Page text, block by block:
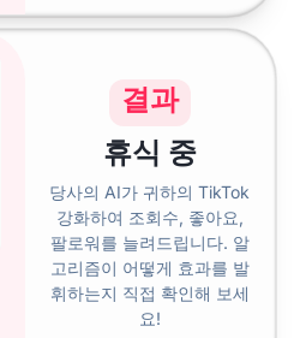
결과
휴식 중
당사의 AI가 귀하의 TikTok
강화하여 조회수, 좋아요,
팔로워를 늘려드립니다. 알
고리즘이 어떻게 효과를 발
휘하는지 직접 확인해 보세
요!